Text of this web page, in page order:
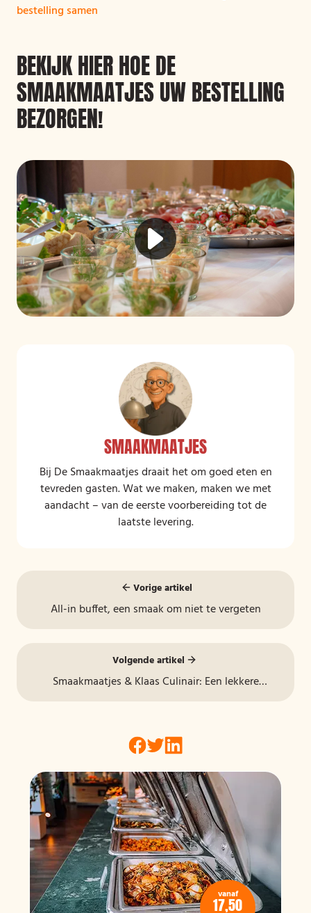
bestelling samen
BEKIJK HIER HOE DE
SMAAKMAATJES UW BESTELLING
BEZORGEN!
SMAAKMAATJES
Bij De Smaakmaatjes draait het om goed eten en
tevreden gasten. Wat we maken, maken we met
aandacht – van de eerste voorbereiding tot de
laatste levering.
Vorige artikel
All-in buffet, een smaak om niet te vergeten
Volgende artikel
Smaakmaatjes & Klaas Culinair: Een lekkere
vanaf
17,50